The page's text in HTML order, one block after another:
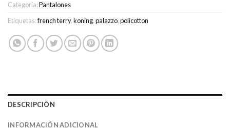
Categoría:Pantalones
Etiquetas:french terry,koning,palazzo,policotton
DESCRIPCIÓN
INFORMACIÓN ADICIONAL